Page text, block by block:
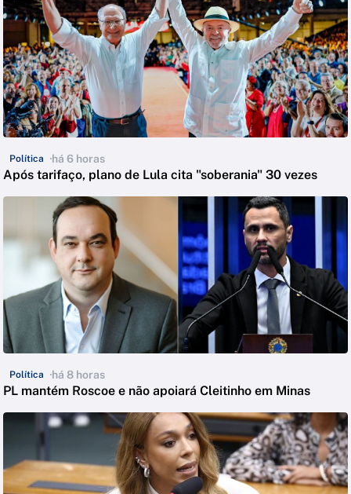
Política há 6 horas
Após tarifaço, plano de Lula cita "soberania" 30 vezes
Política há 8 horas
PL mantém Roscoe e não apoiará Cleitinho em Minas